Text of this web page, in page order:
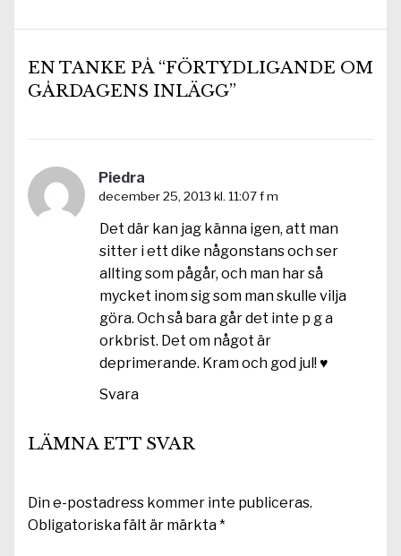
EN TANKE PÅ “FÖRTYDLIGANDE OM
GÅRDAGENS INLÄGG”
Piedra
december 25, 2013 kl. 11:07 f m
Det där kan jag känna igen, att man
sitter i ett dike någonstans och ser
allting som pågår, och man har så
mycket inom sig som man skulle vilja
göra. Och så bara går det inte p g a
orkbrist. Det om något är
deprimerande. Kram och god jul! ♥
Svara
LÄMNA ETT SVAR
Din e-postadress kommer inte publiceras.
Obligatoriska fält är märkta*